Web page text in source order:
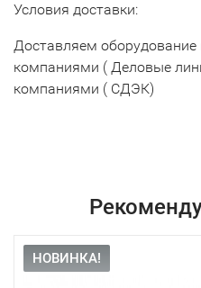
Условия доставки:
Доставляем
компаниями ( Деловые
компаниями ( СДЭК)
НОВИНКА!